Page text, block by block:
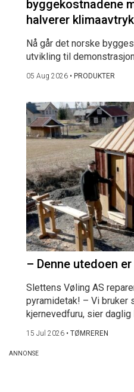
byggekostnadene
halverer
Nå går det norske
utvikling til
05 Aug 2026 • PRODUKTER
– Denne utedoen
Slettens Vøling AS
pyramidetak! – Vi bruker
kjernevedfuru, sier
15 Jul 2026 • TØMREREN